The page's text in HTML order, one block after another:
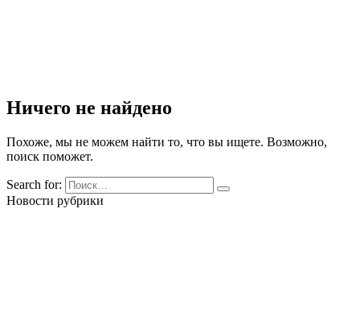
Ничего не найдено
Похоже, мы не можем найти то, что вы ищете. Возможно,
поиск поможет.
Search for:
Новости рубрики